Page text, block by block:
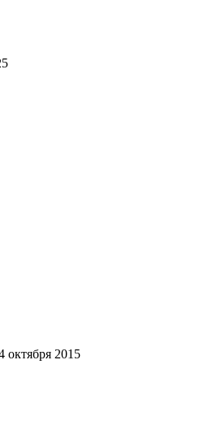
октября 2015